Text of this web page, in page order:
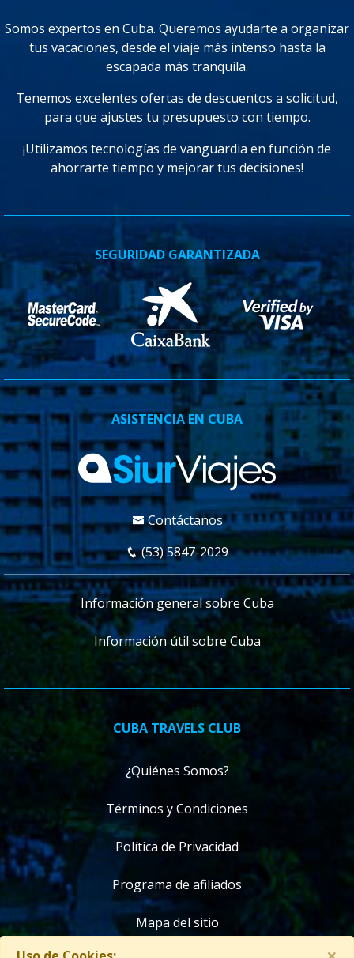
Somos expertos en Cuba. Queremos ayudarte a organizar
tus vacaciones, desde el viaje más intenso hasta la
escapada más tranquila.
Tenemos excelentes ofertas de descuentos a solicitud,
para que ajustes tu presupuesto con tiempo.
¡Utilizamos tecnologías de vanguardia en función de
ahorrarte tiempo y mejorar tus decisiones!
SEGURIDAD GARANTIZADA
ASISTENCIA EN CUBA
Contáctanos
(53) 5847-2029
Información general sobre Cuba
Información útil sobre Cuba
CUBA TRAVELS CLUB
¿Quiénes Somos?
Términos y Condiciones
Política de Privacidad
Programa de afiliados
Mapa del sitio